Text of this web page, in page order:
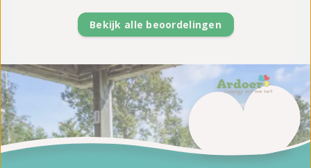
Bekijk alle beoordelingen